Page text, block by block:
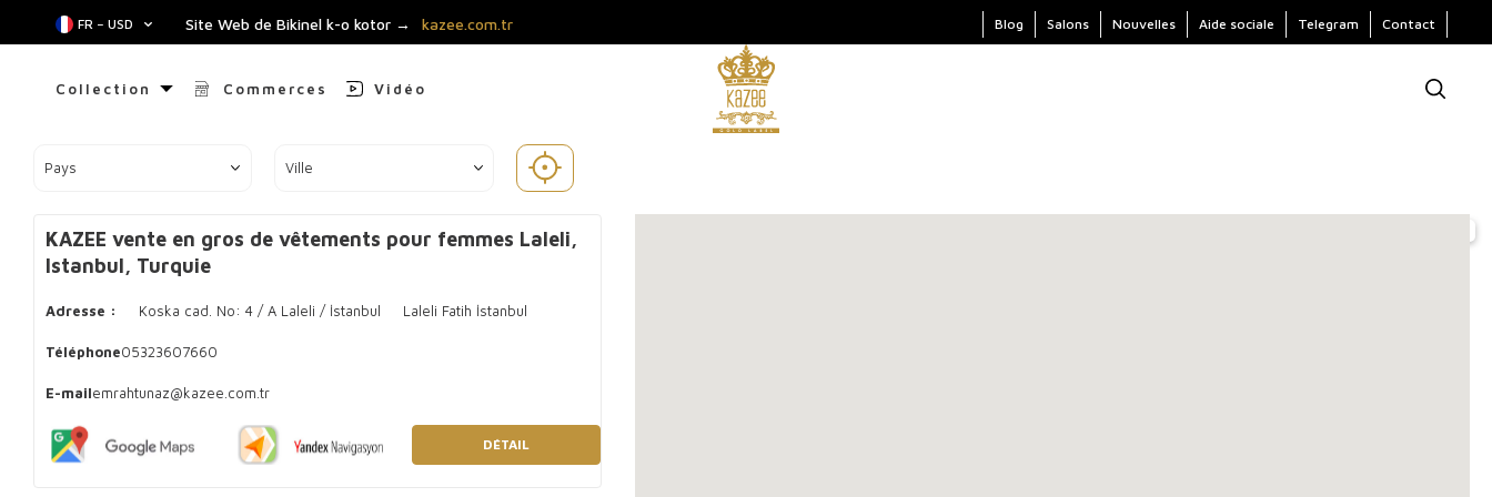
FR − USD Site Web de Bikinel k-o kotor → kazee.com.tr Blog Salons Nouvelles Aide sociale Telegram Contact
Collection Commerces Vidéo
Pays Ville
KAZEE vente en gros de vêtements pour femmes Laleli,
Istanbul, Turquie
Adresse : Koska cad. No: 4 / A Laleli / İstanbul Laleli Fatih İstanbul
Téléphone05323607660
E-mailemrahtunaz@kazee.com.tr
DÉTAIL